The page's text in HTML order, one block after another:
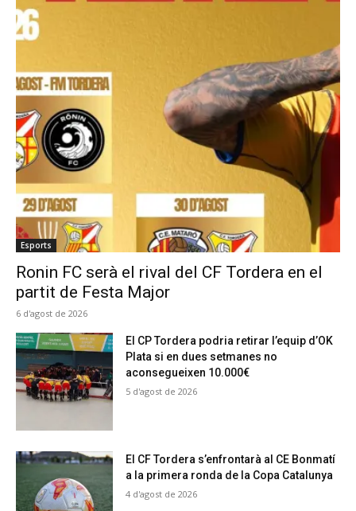
Esports
Ronin FC serà el rival del CF Tordera en el
partit de Festa Major
6 d'agost de 2026
El CP Tordera podria retirar l’equip d’OK
Plata si en dues setmanes no
aconsegueixen 10.000€
5 d'agost de 2026
El CF Tordera s’enfrontarà al CE Bonmatí
a la primera ronda de la Copa Catalunya
4 d'agost de 2026